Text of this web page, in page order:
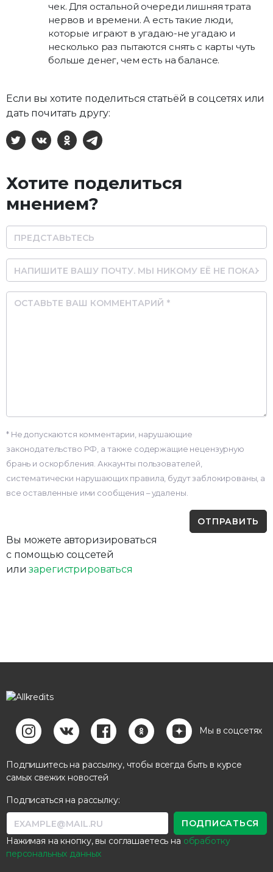
чек. Для остальной очереди лишняя трата
нервов и времени. А есть такие люди,
которые играют в угадаю-не угадаю и
несколько раз пытаются снять с карты чуть
больше денег, чем есть на балансе.
Если вы хотите поделиться статьёй в соцсетях или
дать почитать другу:
X ВКонтактеОдноклассники
Telegram
Хотите поделиться
мнением?
Name
Email
Comment
* Не допускаются комментарии, нарушающие
законодательство РФ, а также содержащие нецензурную
брань и оскорбления. Аккаунты пользователей,
систематически нарушающих правила, будут заблокированы, а
все оставленные ими сообщения – удалены.
Вы можете авторизироваться
с помощью соцсетей
илизарегистрироваться
Мы в соцсетях
Подпишитесь на рассылку, чтобы всегда быть в курсе
самых свежих новостей
Подписаться на рассылку:
Нажимая на кнопку, вы соглашаетесь на обработку
персональных данных